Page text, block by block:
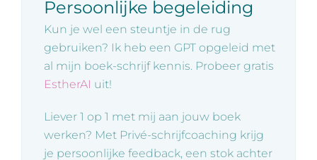
Persoonlijke begeleiding
Kun je wel een steuntje in de rug
gebruiken? Ik heb een GPT opgeleid met
al mijn boek-schrijf kennis. Probeer gratis
EstherAI uit!
Liever 1 op 1 met mij aan jouw boek
werken? Met Privé-schrijfcoaching krijg
je persoonlijke feedback, een stok achter